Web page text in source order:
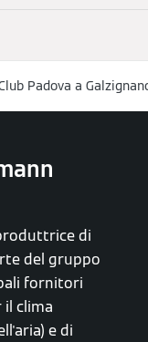
Padova a
di
del gruppo
fornitori
clima
e di